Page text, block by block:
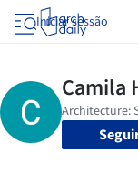
Iniciar sessão